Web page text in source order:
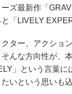
ズ最新作「
「LIVELY
ター、アクショ
んな方向性が、
」という言葉に
いという思いも